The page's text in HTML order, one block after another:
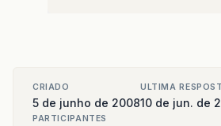
CRIADO
5 de junho de 2008
ULTIMA
10 de jun. de
PARTICIPANTES